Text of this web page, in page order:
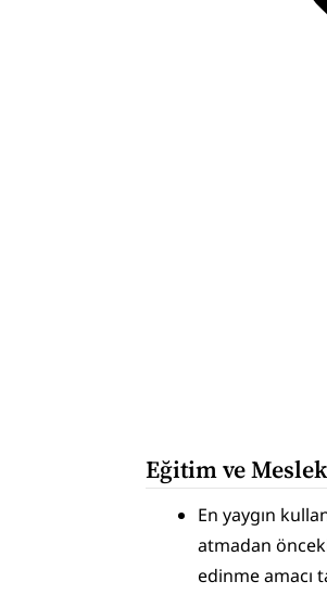
Eğitim ve
En yaygın
atmadan
edinme amacı